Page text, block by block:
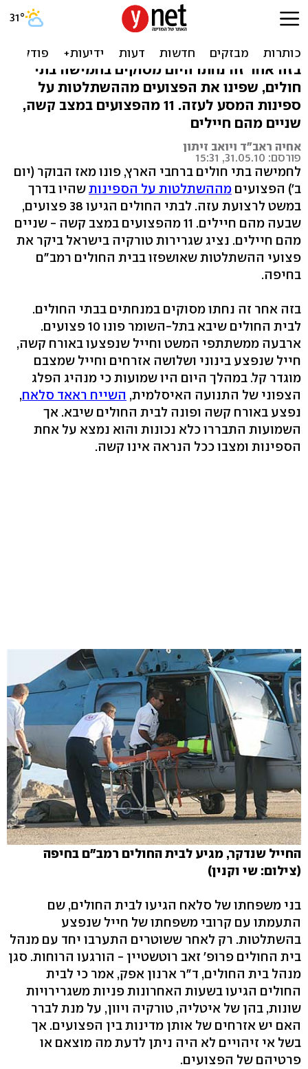
ההשתלטות בים: 38 פצועים
פונו לבתי החולים
בזה אחר זה נחתו היום מסוקים בחמישה בתי
חולים, שפינו את הפצועים מההשתלטות על
ספינות המסע לעזה. 11 מהפצועים במצב קשה,
שניים מהם חיילים
אחיה ראב"ד ויואב זיתון
פורסם: 31.05.10, 15:31
לחמישה בתי חולים ברחבי הארץ, פונו מאז הבוקר (יום
ב') הפצועים מההשתלטות על הספינותשהיו בדרך
במשט לרצועת עזה. לבתי החולים הגיעו 38 פצועים,
שבעה מהם חיילים. 11 מהפצועים במצב קשה - שניים
מהם חיילים. נציג שגרירות טורקיה בישראל ביקר את
פצועי ההשתלטות שאושפזו בבית החולים רמב"ם
בחיפה.
בזה אחר זה נחתו מסוקים במנחתים בבתי החולים.
לבית החולים שיבא בתל-השומר פונו 10 פצועים.
ארבעה ממשתתפי המשט וחייל שנפצעו באורח קשה,
חייל שנפצע בינוני ושלושה אזרחים וחייל שמצבם
מוגדר קל. במהלך היום היו שמועות כי מנהיג הפלג
הצפוני של התנועה האיסלמית, השייח ראאד סלאח,
נפצע באורח קשה ופונה לבית החולים שיבא. אך
השמועות התבררו כלא נכונות והוא נמצא על אחת
הספינות ומצבו ככל הנראה אינו קשה.
החייל שנדקר, מגיע לבית החולים רמב"ם בחיפה
(צילום: שי וקנין)
בני משפחתו של סלאח הגיעו לבית החולים, שם
התעמתו עם קרובי משפחתו של חייל שנפצע
בהשתלטות. רק לאחר ששוטרים התערבו יחד עם מנהל
בית החולים פרופ' זאב רוטשטיין - הורגעו הרוחות. סגן
מנהל בית החולים, ד"ר ארנון אפק, אמר כי לבית
החולים הגיעו בשעות האחרונות פניות משגרירויות
שונות, בהן של איטליה, טורקיה ויוון, על מנת לברר
האם יש אזרחים של אותן מדינות בין הפצועים. אך
בשל אי זיהויים לא היה ניתן לדעת מה מוצאם או
פרטיהם של הפצועים.